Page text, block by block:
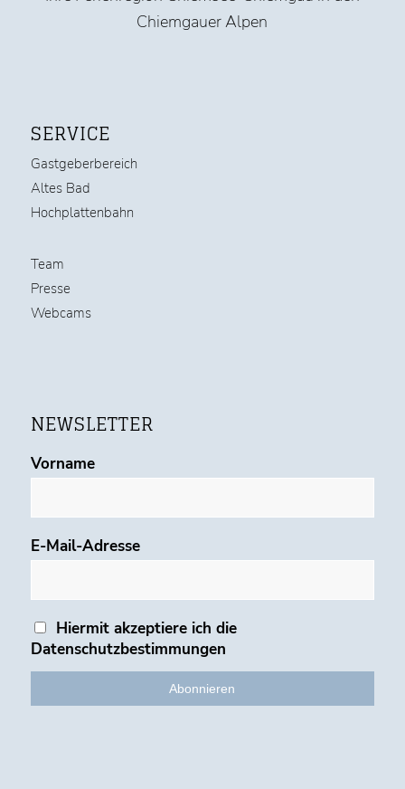
Chiemgauer Alpen
SERVICE
Gastgeberbereich
Altes Bad
Hochplattenbahn
Team
Presse
Webcams
NEWSLETTER
Vorname
E-Mail-Adresse
Hiermit akzeptiere ich die
Datenschutzbestimmungen